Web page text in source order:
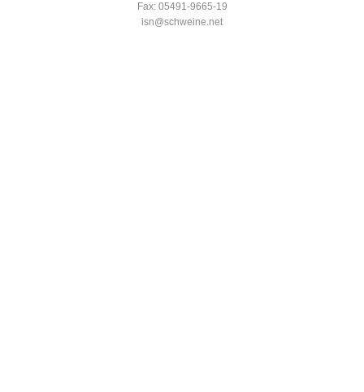
Fax: 05491-9665-19
isn@schweine.net